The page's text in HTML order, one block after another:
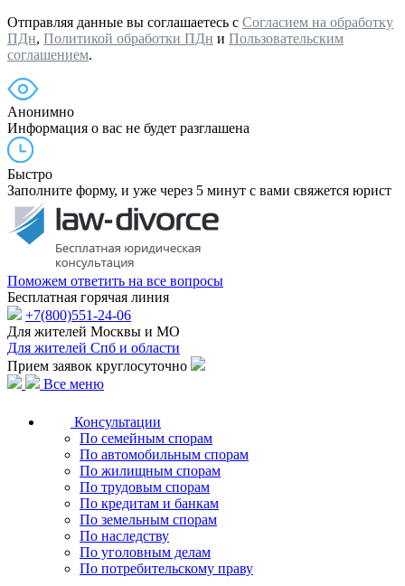
Отправляя данные вы соглашаетесь с Согласием на обработку
ПДн, Политикой обработки ПДн и Пользовательским
соглашением.
Анонимно
Информация о вас не будет разглашена
Быстро
Заполните форму, и уже через 5 минут с вами свяжется юрист
Поможем ответить на все вопросы
Бесплатная горячая линия
+7(800)551-24-06
Для жителей Москвы и МО
Для жителей Спб и области
Прием заявок круглосуточно
Все меню
Консультации
По семейным спорам
По автомобильным спорам
По жилищным спорам
По трудовым спорам
По кредитам и банкам
По земельным спорам
По наследству
По уголовным делам
По потребительскому праву